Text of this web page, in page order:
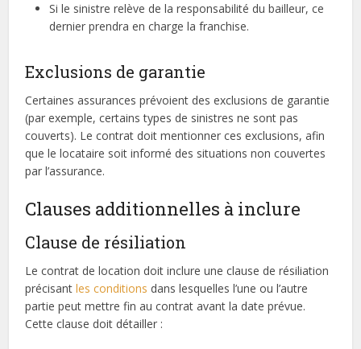
Si le sinistre relève de la responsabilité du bailleur, ce
dernier prendra en charge la franchise.
Exclusions de garantie
Certaines assurances prévoient des exclusions de garantie
(par exemple, certains types de sinistres ne sont pas
couverts). Le contrat doit mentionner ces exclusions, afin
que le locataire soit informé des situations non couvertes
par l’assurance.
Clauses additionnelles à inclure
Clause de résiliation
Le contrat de location doit inclure une clause de résiliation
précisantles conditions dans lesquelles l’une ou l’autre
partie peut mettre fin au contrat avant la date prévue.
Cette clause doit détailler :